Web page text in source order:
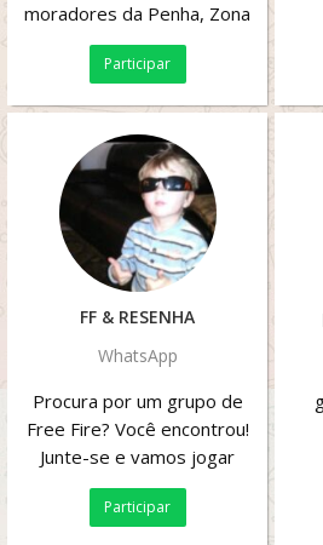
moradores da Penha, Zona
Leste de São Paulo. Uma
comunidade para discutir...
Participar
FF & RESENHA
WhatsApp
Procura por um grupo de
Free Fire? Você encontrou!
Junte-se e vamos jogar
salas, cs, ranqueada e muito
mais juntos!...
Participar